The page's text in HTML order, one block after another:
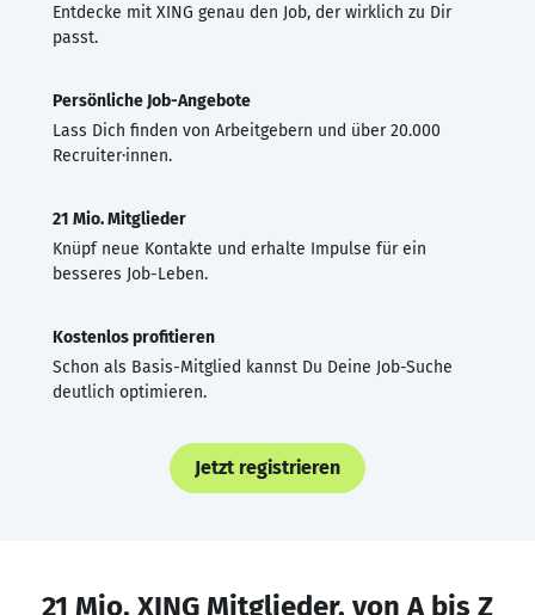
Entdecke mit XING genau den Job, der wirklich zu Dir
passt.
Persönliche Job-Angebote
Lass Dich finden von Arbeitgebern und über 20.000
Recruiter·innen.
21 Mio. Mitglieder
Knüpf neue Kontakte und erhalte Impulse für ein
besseres Job-Leben.
Kostenlos profitieren
Schon als Basis-Mitglied kannst Du Deine Job-Suche
deutlich optimieren.
Jetzt registrieren
21 Mio. XING Mitglieder, von A bis Z